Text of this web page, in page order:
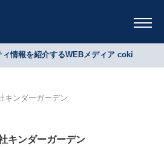
情報を紹介するWEBメディア coki
キンダーガーデン
キンダーガーデン